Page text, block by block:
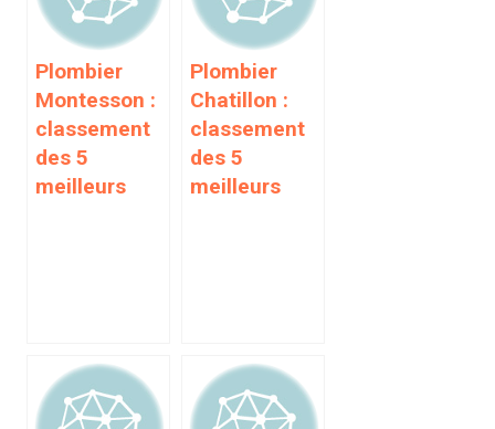
Plombier
Montesson :
classement
des 5
meilleurs
Plombier
Chatillon :
classement
des 5
meilleurs